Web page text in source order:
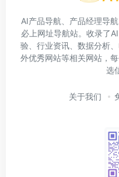
AI产品导航、产品经理导
必上网址导航站。收录了
验、行业资讯、数据分析
外优秀网站等相关网站，
选
关于我们